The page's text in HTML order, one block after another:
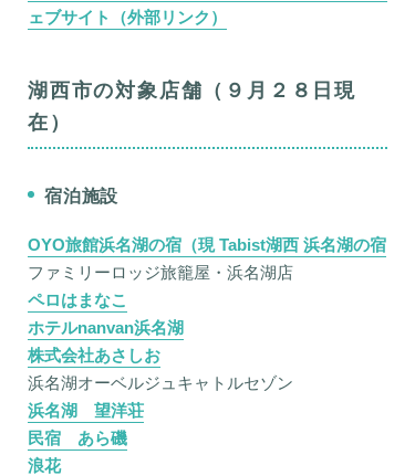
ェブサイト（外部リンク）
湖西市の対象店舗（９月２８日現
在）
宿泊施設
OYO旅館浜名湖の宿（現 Tabist湖西 浜名湖の宿
ファミリーロッジ旅籠屋・浜名湖店
ペロはまなこ
ホテルnanvan浜名湖
株式会社あさしお
浜名湖オーベルジュキャトルセゾン
浜名湖 望洋荘
民宿 あら磯
浪花